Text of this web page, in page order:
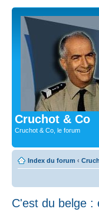
Cruchot & Co
Cruchot & Co, le forum
Index du forum ‹
C'est du belge :